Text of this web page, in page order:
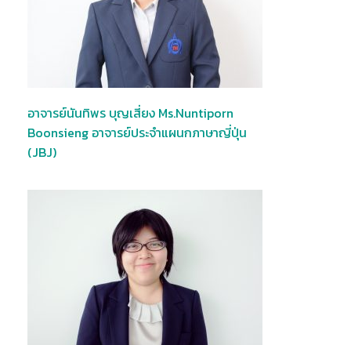
อาจารย์นันทิพร บุญเสี่ยง Ms.Nuntiporn
Boonsieng อาจารย์ประจำแผนกภาษาญี่ปุ่น
(JBJ)